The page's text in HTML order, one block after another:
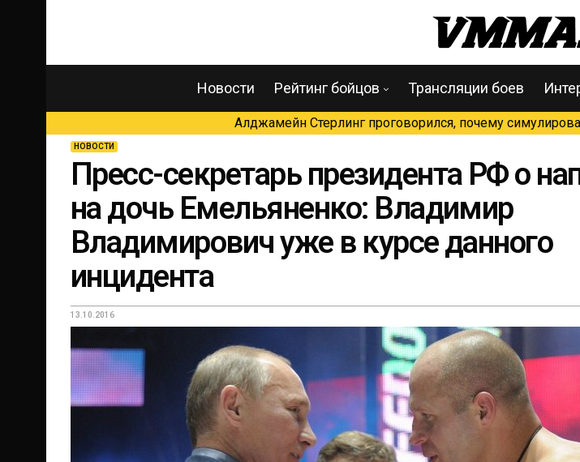
Новости Рейтинг бойцов Трансляции боев
Алджамейн Стерлинг проговорился, почему
НОВОСТИ
Пресс-секретарь президента РФ о
на дочь Емельяненко: Владимир
Владимирович уже в курсе данного
инцидента
13.10.2016